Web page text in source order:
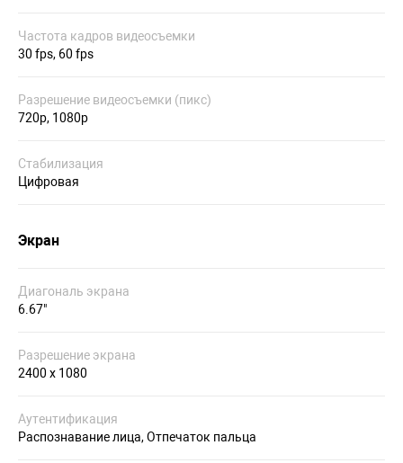
Частота кадров видеосъемки
30 fps, 60 fps
Разрешение видеосъемки (пикс)
720p, 1080p
Стабилизация
Цифровая
Экран
Диагональ экрана
6.67"
Разрешение экрана
2400 х 1080
Аутентификация
Распознавание лица, Отпечаток пальца